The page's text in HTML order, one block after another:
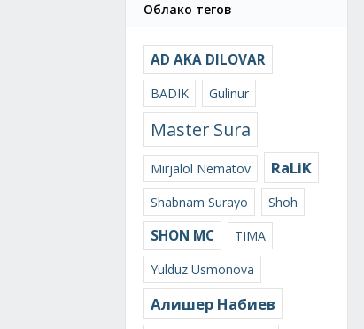
Облако тегов
AD AKA DILOVAR
BADIK Gulinur
Master Sura
Mirjalol Nematov RaLiK
Shabnam Surayo Shoh
SHON MC
TIMA
Yulduz Usmonova
Алишер Набиев